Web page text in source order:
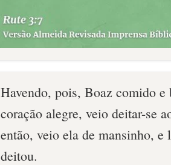
Havendo, pois, Boaz comido e
coração alegre, veio deitar-se
então, veio ela de mansinho, e
deitou.